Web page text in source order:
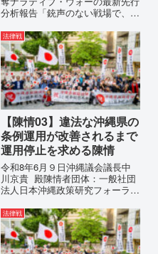
分析報告「銃声のない戦場で、日
いる。」現代の戦争は、ミサイル
が飛来する以前に始まっていま
す。国連という国際的な舞台で、
巧妙な「言説（ナラティブ）」が
張...
法律戦
【陳情03】違法な沖縄県の
条例運用が改善されるまで
運用停止を求める陳情
令和8年6月９日沖縄議会議長中
川京貴 殿陳情者団体：一般社団
法人日本沖縄政策研究フォーラム
所：沖縄県那覇市電 話：080-違
法な沖縄県の条例運用が改善され
るまで運用停止を求める陳情陳情
の趣旨沖縄県は、「沖縄県...
法律戦